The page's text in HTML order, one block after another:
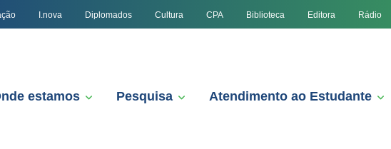
I.nova Diplomados Cultura CPA Biblioteca Editora Rádio
estamos Pesquisa Atendimento ao Estudante